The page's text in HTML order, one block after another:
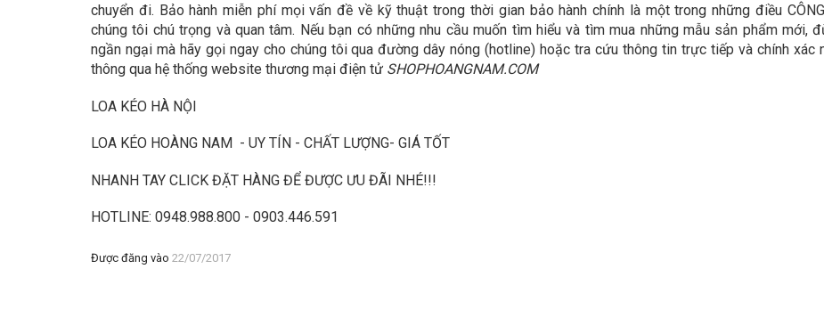
chuyển đi. Bảo hành miễn phí mọi vấn đề về kỹ thuật trong thời gian bảo hành chính là một trong những điều
chúng tôi chú trọng và quan tâm. Nếu bạn có những nhu cầu muốn tìm hiểu và tìm mua những mẫu sản phẩm mới,
ngần ngại mà hãy gọi ngay cho chúng tôi qua đường dây nóng (hotline) hoặc tra cứu thông tin trực tiếp và chính xác
thông qua hệ thống website thương mại điện tử SHOPHOANGNAM.COM
LOA KÉO HÀ NỘI
LOA KÉO HOÀNG NAM - UY TÍN - CHẤT LƯỢNG- GIÁ TỐT
NHANH TAY CLICK ĐẶT HÀNG ĐỂ ĐƯỢC ƯU ĐÃI NHÉ!!!
HOTLINE: 0948.988.800 - 0903.446.591
Được đăng vào 22/07/2017